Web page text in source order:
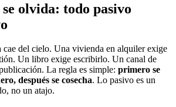
olvida: todo pasivo
cae del cielo. Una vivienda en alquiler exige
Un libro exige escribirlo. Un canal de
La regla es simple: primero se
después se cosecha. Lo pasivo es un
no un atajo.